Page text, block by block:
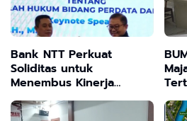
Bank NTT Perkuat
Soliditas untuk
Menembus Kinerja
Terbaik